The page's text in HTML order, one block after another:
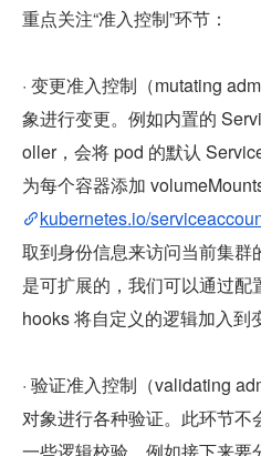
重点关注“准入控制”环节：
· 变更准入控制（mutating
象进行变更。例如内置的
oller，会将 pod 的默认
为每个容器添加
kubernetes.io/
取到身份信息来访问当前集群
是可扩展的，我们可以通过
hooks 将自定义的逻辑加入到
· 验证准入控制（validating
对象进行各种验证。此环节